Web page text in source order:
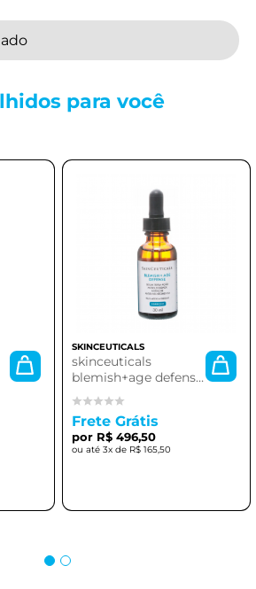
para você
SKINCEUTICALS
skinceuticals
blemish+age defense
30ml*.
Frete Grátis
R$ 496,50
3x de R$ 165,50